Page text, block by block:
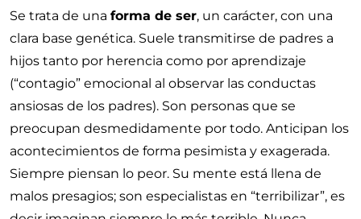
Se trata de una forma de ser, un carácter, con una
clara base genética. Suele transmitirse de padres a
hijos tanto por herencia como por aprendizaje
(“contagio” emocional al observar las conductas
ansiosas de los padres). Son personas que se
preocupan desmedidamente por todo. Anticipan los
acontecimientos de forma pesimista y exagerada.
Siempre piensan lo peor. Su mente está llena de
malos presagios; son especialistas en “terribilizar”, es